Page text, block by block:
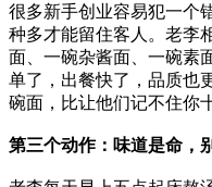
很多新手创业容易犯一个
种多才能留住客人。老李
面、一碗杂酱面、一碗素
单了，出餐快了，品质也
碗面，比让他们记不住你
第三个动作：味道是命，